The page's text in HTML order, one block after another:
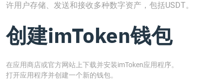
许用户存储、发送和接收多种数字资产，包括USDT。
创建imToken钱包
在应用商店或官方网站上下载并安装imToken应用程序。
打开应用程序并创建一个新的钱包。